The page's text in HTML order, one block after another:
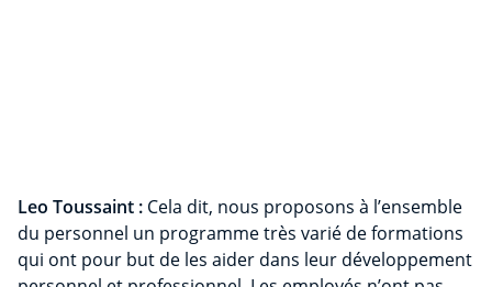
Leo Toussaint : Cela dit, nous proposons à l’ensemble
du personnel un programme très varié de formations
qui ont pour but de les aider dans leur développement